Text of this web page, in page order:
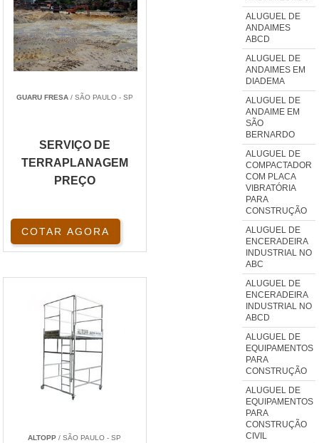
GUARU FRESA/ SÃO PAULO - SP
SERVIÇO DE
TERRAPLANAGEM
PREÇO
COTAR AGORA
ALTOPP / SÃO PAULO - SP
ALUGUEL DE
ANDAIMES
ABCD
ALUGUEL DE
ANDAIMES EM
DIADEMA
ALUGUEL DE
ANDAIME EM
SÃO
BERNARDO
ALUGUEL DE
COMPACTADOR
COM PLACA
VIBRATÓRIA
PARA
CONSTRUÇÃO
ALUGUEL DE
ENCERADEIRA
INDUSTRIAL NO
ABC
ALUGUEL DE
ENCERADEIRA
INDUSTRIAL NO
ABCD
ALUGUEL DE
EQUIPAMENTOS
PARA
CONSTRUÇÃO
ALUGUEL DE
EQUIPAMENTOS
PARA
CONSTRUÇÃO
CIVIL